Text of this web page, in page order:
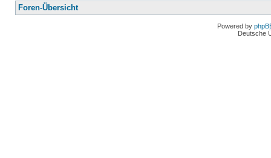
Foren-Übersicht
Powered by
Deutsche